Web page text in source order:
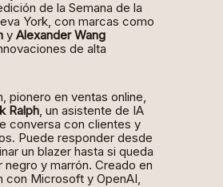
de la Semana de la
York, con marcas como
y Alexander Wang
de alta
pionero en ventas online,
Ralph, un asistente de IA
conversa con clientes y
Puede responder desde
un blazer hasta si queda
negro y marrón. Creado en
con Microsoft y OpenAI,